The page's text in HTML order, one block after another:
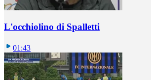
L'occhiolino di Spalletti
01:43